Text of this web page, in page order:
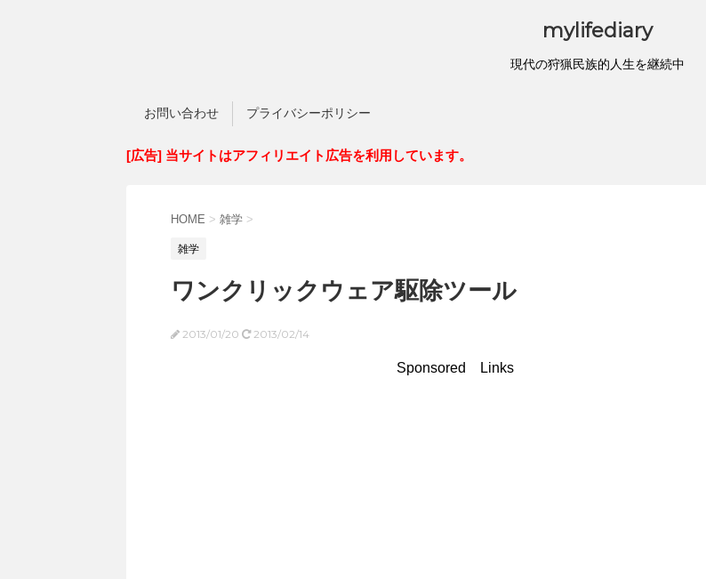
mylifediary
現代の狩猟民族的人生を継続中
お問い合わせ プライバシーポリシー
[広告] 当サイトはアフィリエイト広告を利用しています。
HOME > 雑学 >
雑学
ワンクリックウェア駆除ツール
2013/01/20 2013/02/14
Sponsored Links